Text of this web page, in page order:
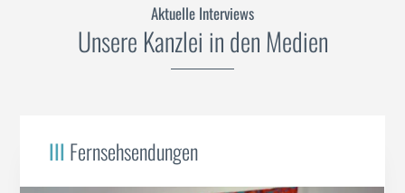
Aktuelle Interviews
Unsere Kanzlei in den Medien
III Fernsehsendungen